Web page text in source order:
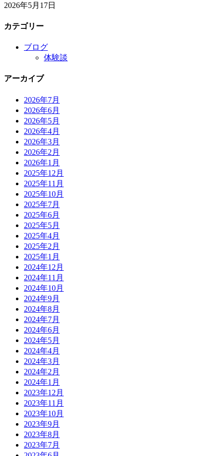
2026年5月17日
カテゴリー
ブログ
体験談
アーカイブ
2026年7月
2026年6月
2026年5月
2026年4月
2026年3月
2026年2月
2026年1月
2025年12月
2025年11月
2025年10月
2025年7月
2025年6月
2025年5月
2025年4月
2025年2月
2025年1月
2024年12月
2024年11月
2024年10月
2024年9月
2024年8月
2024年7月
2024年6月
2024年5月
2024年4月
2024年3月
2024年2月
2024年1月
2023年12月
2023年11月
2023年10月
2023年9月
2023年8月
2023年7月